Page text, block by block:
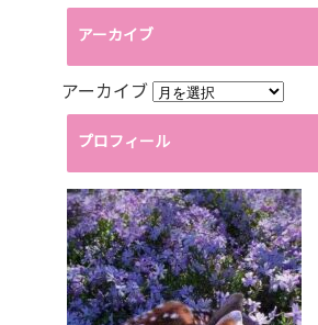
アーカイブ
アーカイブ
プロフィール